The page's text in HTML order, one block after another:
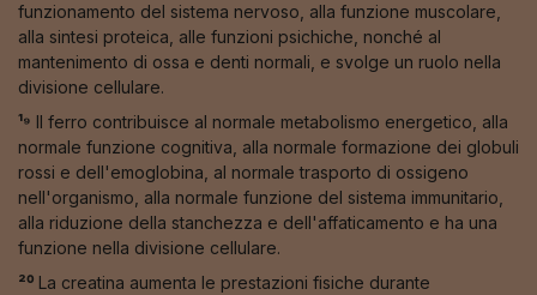
funzionamento del sistema nervoso, alla funzione muscolare,
alla sintesi proteica, alle funzioni psichiche, nonché al
mantenimento di ossa e denti normali, e svolge un ruolo nella
divisione cellulare.
¹⁹ Il ferro contribuisce al normale metabolismo energetico, alla
normale funzione cognitiva, alla normale formazione dei globuli
rossi e dell'emoglobina, al normale trasporto di ossigeno
nell'organismo, alla normale funzione del sistema immunitario,
alla riduzione della stanchezza e dell'affaticamento e ha una
funzione nella divisione cellulare.
²⁰ La creatina aumenta le prestazioni fisiche durante